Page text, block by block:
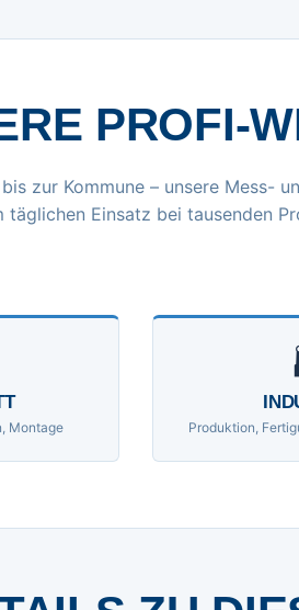
PROFI-
zur Kommune – unsere Mess-
Einsatz bei tausenden
Montage Produktion,